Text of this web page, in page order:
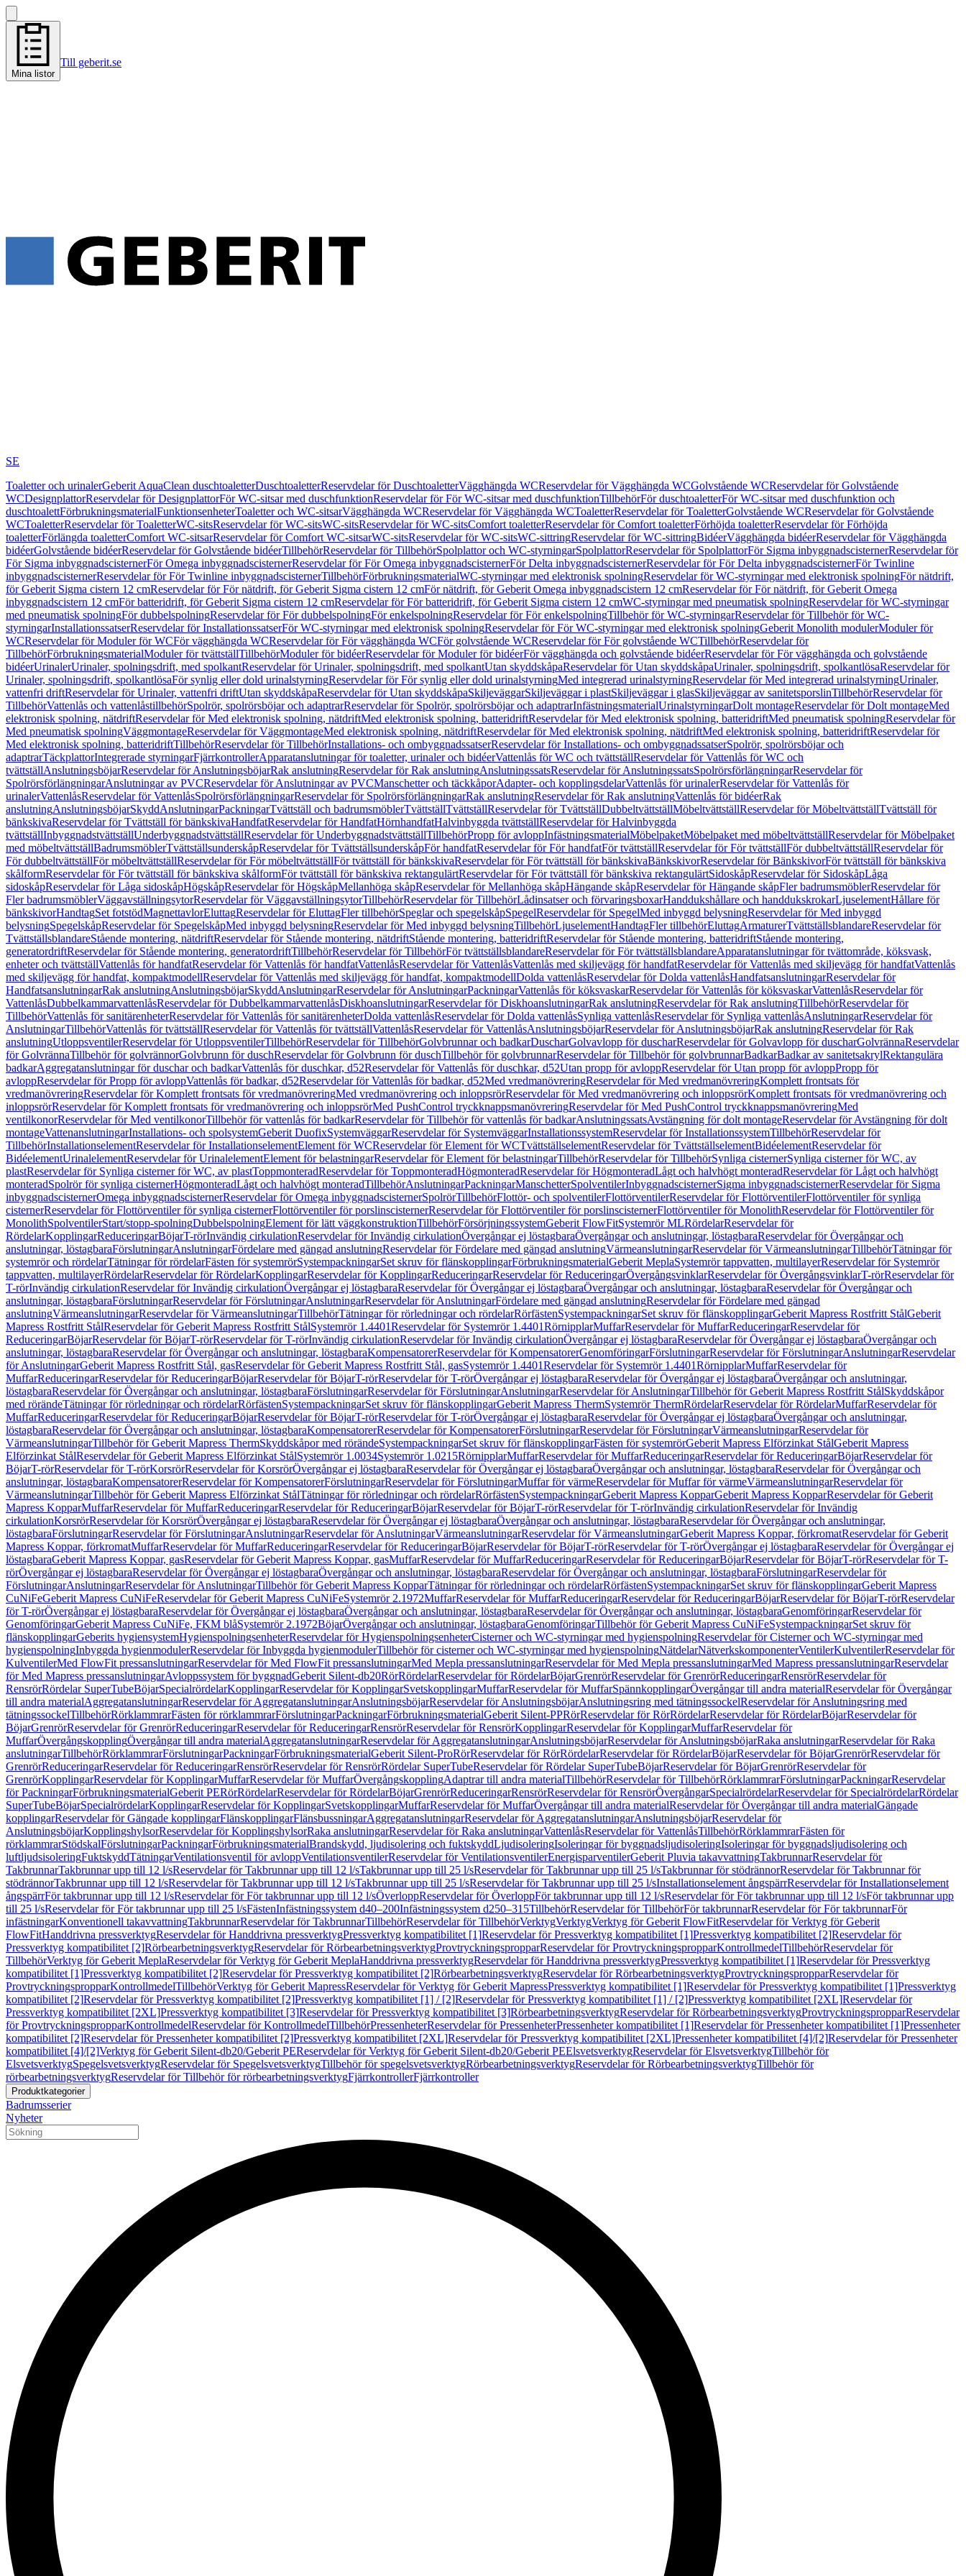
Mina listor
Till geberit.se
SE
Toaletter och urinalerGeberit AquaClean duschtoaletterDuschtoaletterReservdelar för DuschtoaletterVägghängda WCReservdelar för Vägghängda WCGolvstående WCReservdelar för Golvstående
WCDesignplattorReservdelar för DesignplattorFör WC-sitsar med duschfunktionReservdelar för För WC-sitsar med duschfunktionTillbehörFör duschtoaletterFör WC-sitsar med duschfunktion och
duschtoalettFörbrukningsmaterialFunktionsenheterToaletter och WC-sitsarVägghängda WCReservdelar för Vägghängda WCToaletterReservdelar för ToaletterGolvstående WCReservdelar för Golvstående
WCToaletterReservdelar för ToaletterWC-sitsReservdelar för WC-sitsWC-sitsReservdelar för WC-sitsComfort toaletterReservdelar för Comfort toaletterFörhöjda toaletterReservdelar för Förhöjda
toaletterFörlängda toaletterComfort WC-sitsarReservdelar för Comfort WC-sitsarWC-sitsReservdelar för WC-sitsWC-sittringReservdelar för WC-sittringBidéerVägghängda bidéerReservdelar för Vägghängda
bidéerGolvstående bidéerReservdelar för Golvstående bidéerTillbehörReservdelar för TillbehörSpolplattor och WC-styrningarSpolplattorReservdelar för SpolplattorFör Sigma inbyggnadscisternerReservdelar för
För Sigma inbyggnadscisternerFör Omega inbyggnadscisternerReservdelar för För Omega inbyggnadscisternerFör Delta inbyggnadscisternerReservdelar för För Delta inbyggnadscisternerFör Twinline
inbyggnadscisternerReservdelar för För Twinline inbyggnadscisternerTillbehörFörbrukningsmaterialWC-styrningar med elektronisk spolningReservdelar för WC-styrningar med elektronisk spolningFör nätdrift,
för Geberit Sigma cistern 12 cmReservdelar för För nätdrift, för Geberit Sigma cistern 12 cmFör nätdrift, för Geberit Omega inbyggnadscistern 12 cmReservdelar för För nätdrift, för Geberit Omega
inbyggnadscistern 12 cmFör batteridrift, för Geberit Sigma cistern 12 cmReservdelar för För batteridrift, för Geberit Sigma cistern 12 cmWC-styrningar med pneumatisk spolningReservdelar för WC-styrningar
med pneumatisk spolningFör dubbelspolningReservdelar för För dubbelspolningFör enkelspolningReservdelar för För enkelspolningTillbehör för WC-styrningarReservdelar för Tillbehör för WC-
styrningarInstallationssatserReservdelar för InstallationssatserFör WC-styrningar med elektronisk spolningReservdelar för För WC-styrningar med elektronisk spolningGeberit Monolith modulerModuler för
WCReservdelar för Moduler för WCFör vägghängda WCReservdelar för För vägghängda WCFör golvstående WCReservdelar för För golvstående WCTillbehörReservdelar för
TillbehörFörbrukningsmaterialModuler för tvättställTillbehörModuler för bidéerReservdelar för Moduler för bidéerFör vägghängda och golvstående bidéerReservdelar för För vägghängda och golvstående
bidéerUrinalerUrinaler, spolningsdrift, med spolkantReservdelar för Urinaler, spolningsdrift, med spolkantUtan skyddskåpaReservdelar för Utan skyddskåpaUrinaler, spolningsdrift, spolkantlösaReservdelar för
Urinaler, spolningsdrift, spolkantlösaFör synlig eller dold urinalstyrningReservdelar för För synlig eller dold urinalstyrningMed integrerad urinalstyrningReservdelar för Med integrerad urinalstyrningUrinaler,
vattenfri driftReservdelar för Urinaler, vattenfri driftUtan skyddskåpaReservdelar för Utan skyddskåpaSkiljeväggarSkiljeväggar i plastSkiljeväggar i glasSkiljeväggar av sanitetsporslinTillbehörReservdelar för
TillbehörVattenlås och vattenlåstillbehörSpolrör, spolrörsböjar och adaptrarReservdelar för Spolrör, spolrörsböjar och adaptrarInfästningsmaterialUrinalstyrningarDolt montageReservdelar för Dolt montageMed
elektronisk spolning, nätdriftReservdelar för Med elektronisk spolning, nätdriftMed elektronisk spolning, batteridriftReservdelar för Med elektronisk spolning, batteridriftMed pneumatisk spolningReservdelar för
Med pneumatisk spolningVäggmontageReservdelar för VäggmontageMed elektronisk spolning, nätdriftReservdelar för Med elektronisk spolning, nätdriftMed elektronisk spolning, batteridriftReservdelar för
Med elektronisk spolning, batteridriftTillbehörReservdelar för TillbehörInstallations- och ombyggnadssatserReservdelar för Installations- och ombyggnadssatserSpolrör, spolrörsböjar och
adaptrarTäckplattorIntegrerade styrningarFjärrkontrollerApparatanslutningar för toaletter, urinaler och bidéerVattenlås för WC och tvättställReservdelar för Vattenlås för WC och
tvättställAnslutningsböjarReservdelar för AnslutningsböjarRak anslutningReservdelar för Rak anslutningAnslutningssatsReservdelar för AnslutningssatsSpolrörsförlängningarReservdelar för
SpolrörsförlängningarAnslutningar av PVCReservdelar för Anslutningar av PVCManschetter och täckkåporAdapter- och kopplingsdelarVattenlås för urinalerReservdelar för Vattenlås för
urinalerVattenlåsReservdelar för VattenlåsSpolrörsförlängningarReservdelar för SpolrörsförlängningarRak anslutningReservdelar för Rak anslutningVattenlås för bidéerRak
anslutningAnslutningsböjarSkyddAnslutningarPackningarTvättställ och badrumsmöblerTvättställTvättställReservdelar för TvättställDubbeltvättställMöbeltvättställReservdelar för MöbeltvättställTvättställ för
bänkskivaReservdelar för Tvättställ för bänkskivaHandfatReservdelar för HandfatHörnhandfatHalvinbyggda tvättställReservdelar för Halvinbyggda
tvättställInbyggnadstvättställUnderbyggnadstvättställReservdelar för UnderbyggnadstvättställTillbehörPropp för avloppInfästningsmaterialMöbelpaketMöbelpaket med möbeltvättställReservdelar för Möbelpaket
med möbeltvättställBadrumsmöblerTvättställsunderskåpReservdelar för TvättställsunderskåpFör handfatReservdelar för För handfatFör tvättställReservdelar för För tvättställFör dubbeltvättställReservdelar för
För dubbeltvättställFör möbeltvättställReservdelar för För möbeltvättställFör tvättställ för bänkskivaReservdelar för För tvättställ för bänkskivaBänkskivorReservdelar för BänkskivorFör tvättställ för bänkskiva
skålformReservdelar för För tvättställ för bänkskiva skålformFör tvättställ för bänkskiva rektangulärtReservdelar för För tvättställ för bänkskiva rektangulärtSidoskåpReservdelar för SidoskåpLåga
sidoskåpReservdelar för Låga sidoskåpHögskåpReservdelar för HögskåpMellanhöga skåpReservdelar för Mellanhöga skåpHängande skåpReservdelar för Hängande skåpFler badrumsmöblerReservdelar för
Fler badrumsmöblerVäggavställningsytorReservdelar för VäggavställningsytorTillbehörReservdelar för TillbehörLådinsatser och förvaringsboxarHanddukshållare och handdukskrokarLjuselementHållare för
bänkskivorHandtagSet fotstödMagnettavlorEluttagReservdelar för EluttagFler tillbehörSpeglar och spegelskåpSpegelReservdelar för SpegelMed inbyggd belysningReservdelar för Med inbyggd
belysningSpegelskåpReservdelar för SpegelskåpMed inbyggd belysningReservdelar för Med inbyggd belysningTillbehörLjuselementHandtagFler tillbehörEluttagArmaturerTvättställsblandareReservdelar för
TvättställsblandareStående montering, nätdriftReservdelar för Stående montering, nätdriftStående montering, batteridriftReservdelar för Stående montering, batteridriftStående montering,
generatordriftReservdelar för Stående montering, generatordriftTillbehörReservdelar för TillbehörFör tvättställsblandareReservdelar för För tvättställsblandareApparatanslutningar för tvättområde, köksvask,
enheter och tvättställVattenlås för handfatReservdelar för Vattenlås för handfatVattenlåsReservdelar för VattenlåsVattenlås med skiljevägg för handfatReservdelar för Vattenlås med skiljevägg för handfatVattenlås
med skiljevägg för handfat, kompaktmodellReservdelar för Vattenlås med skiljevägg för handfat, kompaktmodellDolda vattenlåsReservdelar för Dolda vattenlåsHandfatsanslutningarReservdelar för
HandfatsanslutningarRak anslutningAnslutningsböjarSkyddAnslutningarReservdelar för AnslutningarPackningarVattenlås för köksvaskarReservdelar för Vattenlås för köksvaskarVattenlåsReservdelar för
VattenlåsDubbelkammarvattenlåsReservdelar för DubbelkammarvattenlåsDiskhoanslutningarReservdelar för DiskhoanslutningarRak anslutningReservdelar för Rak anslutningTillbehörReservdelar för
TillbehörVattenlås för sanitärenheterReservdelar för Vattenlås för sanitärenheterDolda vattenlåsReservdelar för Dolda vattenlåsSynliga vattenlåsReservdelar för Synliga vattenlåsAnslutningarReservdelar för
AnslutningarTillbehörVattenlås för tvättställReservdelar för Vattenlås för tvättställVattenlåsReservdelar för VattenlåsAnslutningsböjarReservdelar för AnslutningsböjarRak anslutningReservdelar för Rak
anslutningUtloppsventilerReservdelar för UtloppsventilerTillbehörReservdelar för TillbehörGolvbrunnar och badkarDuscharGolvavlopp för duscharReservdelar för Golvavlopp för duscharGolvrännaReservdelar
för GolvrännaTillbehör för golvrännorGolvbrunn för duschReservdelar för Golvbrunn för duschTillbehör för golvbrunnarReservdelar för Tillbehör för golvbrunnarBadkarBadkar av sanitetsakrylRektangulära
badkarAggregatanslutningar för duschar och badkarVattenlås för duschkar, d52Reservdelar för Vattenlås för duschkar, d52Utan propp för avloppReservdelar för Utan propp för avloppPropp för
avloppReservdelar för Propp för avloppVattenlås för badkar, d52Reservdelar för Vattenlås för badkar, d52Med vredmanövreringReservdelar för Med vredmanövreringKomplett frontsats för
vredmanövreringReservdelar för Komplett frontsats för vredmanövreringMed vredmanövrering och inloppsrörReservdelar för Med vredmanövrering och inloppsrörKomplett frontsats för vredmanövrering och
inloppsrörReservdelar för Komplett frontsats för vredmanövrering och inloppsrörMed PushControl tryckknappsmanövreringReservdelar för Med PushControl tryckknappsmanövreringMed
ventilkonorReservdelar för Med ventilkonorTillbehör för vattenlås för badkarReservdelar för Tillbehör för vattenlås för badkarAnslutningssatsAvstängning för dolt montageReservdelar för Avstängning för dolt
montageVattenanslutningarInstallations- och spolsystemGeberit DuofixSystemväggarReservdelar för SystemväggarInstallationssystemReservdelar för InstallationssystemTillbehörReservdelar för
TillbehörInstallationselementReservdelar för InstallationselementElement för WCReservdelar för Element för WCTvättställselementReservdelar för TvättställselementBidéelementReservdelar för
BidéelementUrinalelementReservdelar för UrinalelementElement för belastningarReservdelar för Element för belastningarTillbehörReservdelar för TillbehörSynliga cisternerSynliga cisterner för WC, av
plastReservdelar för Synliga cisterner för WC, av plastToppmonteradReservdelar för ToppmonteradHögmonteradReservdelar för HögmonteradLågt och halvhögt monteradReservdelar för Lågt och halvhögt
monteradSpolrör för synliga cisternerHögmonteradLågt och halvhögt monteradTillbehörAnslutningarPackningarManschetterSpolventilerInbyggnadscisternerSigma inbyggnadscisternerReservdelar för Sigma
inbyggnadscisternerOmega inbyggnadscisternerReservdelar för Omega inbyggnadscisternerSpolrörTillbehörFlottör- och spolventilerFlottörventilerReservdelar för FlottörventilerFlottörventiler för synliga
cisternerReservdelar för Flottörventiler för synliga cisternerFlottörventiler för porslinscisternerReservdelar för Flottörventiler för porslinscisternerFlottörventiler för MonolithReservdelar för Flottörventiler för
MonolithSpolventilerStart/stopp-spolningDubbelspolningElement för lätt väggkonstruktionTillbehörFörsörjningssystemGeberit FlowFitSystemrör MLRördelarReservdelar för
RördelarKopplingarReduceringarBöjarT-rörInvändig cirkulationReservdelar för Invändig cirkulationÖvergångar ej löstagbaraÖvergångar och anslutningar, löstagbaraReservdelar för Övergångar och
anslutningar, löstagbaraFörslutningarAnslutningarFördelare med gängad anslutningReservdelar för Fördelare med gängad anslutningVärmeanslutningarReservdelar för VärmeanslutningarTillbehörTätningar för
systemrör och rördelarTätningar för rördelarFästen för systemrörSystempackningarSet skruv för flänskopplingarFörbrukningsmaterialGeberit MeplaSystemrör tappvatten, multilayerReservdelar för Systemrör
tappvatten, multilayerRördelarReservdelar för RördelarKopplingarReservdelar för KopplingarReduceringarReservdelar för ReduceringarÖvergångsvinklarReservdelar för ÖvergångsvinklarT-rörReservdelar för
T-rörInvändig cirkulationReservdelar för Invändig cirkulationÖvergångar ej löstagbaraReservdelar för Övergångar ej löstagbaraÖvergångar och anslutningar, löstagbaraReservdelar för Övergångar och
anslutningar, löstagbaraFörslutningarReservdelar för FörslutningarAnslutningarReservdelar för AnslutningarFördelare med gängad anslutningReservdelar för Fördelare med gängad
anslutningVärmeanslutningarReservdelar för VärmeanslutningarTillbehörTätningar för rörledningar och rördelarRörfästenSystempackningarSet skruv för flänskopplingarGeberit Mapress Rostfritt StålGeberit
Mapress Rostfritt StålReservdelar för Geberit Mapress Rostfritt StålSystemrör 1.4401Reservdelar för Systemrör 1.4401RörnipplarMuffarReservdelar för MuffarReduceringarReservdelar för
ReduceringarBöjarReservdelar för BöjarT-rörReservdelar för T-rörInvändig cirkulationReservdelar för Invändig cirkulationÖvergångar ej löstagbaraReservdelar för Övergångar ej löstagbaraÖvergångar och
anslutningar, löstagbaraReservdelar för Övergångar och anslutningar, löstagbaraKompensatorerReservdelar för KompensatorerGenomföringarFörslutningarReservdelar för FörslutningarAnslutningarReservdelar
för AnslutningarGeberit Mapress Rostfritt Stål, gasReservdelar för Geberit Mapress Rostfritt Stål, gasSystemrör 1.4401Reservdelar för Systemrör 1.4401RörnipplarMuffarReservdelar för
MuffarReduceringarReservdelar för ReduceringarBöjarReservdelar för BöjarT-rörReservdelar för T-rörÖvergångar ej löstagbaraReservdelar för Övergångar ej löstagbaraÖvergångar och anslutningar,
löstagbaraReservdelar för Övergångar och anslutningar, löstagbaraFörslutningarReservdelar för FörslutningarAnslutningarReservdelar för AnslutningarTillbehör för Geberit Mapress Rostfritt StålSkyddskåpor
med rörändeTätningar för rörledningar och rördelarRörfästenSystempackningarSet skruv för flänskopplingarGeberit Mapress ThermSystemrör ThermRördelarReservdelar för RördelarMuffarReservdelar för
MuffarReduceringarReservdelar för ReduceringarBöjarReservdelar för BöjarT-rörReservdelar för T-rörÖvergångar ej löstagbaraReservdelar för Övergångar ej löstagbaraÖvergångar och anslutningar,
löstagbaraReservdelar för Övergångar och anslutningar, löstagbaraKompensatorerReservdelar för KompensatorerFörslutningarReservdelar för FörslutningarVärmeanslutningarReservdelar för
VärmeanslutningarTillbehör för Geberit Mapress ThermSkyddskåpor med rörändeSystempackningarSet skruv för flänskopplingarFästen för systemrörGeberit Mapress Elförzinkat StålGeberit Mapress
Elförzinkat StålReservdelar för Geberit Mapress Elförzinkat StålSystemrör 1.0034Systemrör 1.0215RörnipplarMuffarReservdelar för MuffarReduceringarReservdelar för ReduceringarBöjarReservdelar för
BöjarT-rörReservdelar för T-rörKorsrörReservdelar för KorsrörÖvergångar ej löstagbaraReservdelar för Övergångar ej löstagbaraÖvergångar och anslutningar, löstagbaraReservdelar för Övergångar och
anslutningar, löstagbaraKompensatorerReservdelar för KompensatorerFörslutningarReservdelar för FörslutningarMuffar för värmeReservdelar för Muffar för värmeVärmeanslutningarReservdelar för
VärmeanslutningarTillbehör för Geberit Mapress Elförzinkat StålTätningar för rörledningar och rördelarRörfästenSystempackningarGeberit Mapress KopparGeberit Mapress KopparReservdelar för Geberit
Mapress KopparMuffarReservdelar för MuffarReduceringarReservdelar för ReduceringarBöjarReservdelar för BöjarT-rörReservdelar för T-rörInvändig cirkulationReservdelar för Invändig
cirkulationKorsrörReservdelar för KorsrörÖvergångar ej löstagbaraReservdelar för Övergångar ej löstagbaraÖvergångar och anslutningar, löstagbaraReservdelar för Övergångar och anslutningar,
löstagbaraFörslutningarReservdelar för FörslutningarAnslutningarReservdelar för AnslutningarVärmeanslutningarReservdelar för VärmeanslutningarGeberit Mapress Koppar, förkromatReservdelar för Geberit
Mapress Koppar, förkromatMuffarReservdelar för MuffarReduceringarReservdelar för ReduceringarBöjarReservdelar för BöjarT-rörReservdelar för T-rörÖvergångar ej löstagbaraReservdelar för Övergångar ej
löstagbaraGeberit Mapress Koppar, gasReservdelar för Geberit Mapress Koppar, gasMuffarReservdelar för MuffarReduceringarReservdelar för ReduceringarBöjarReservdelar för BöjarT-rörReservdelar för T-
rörÖvergångar ej löstagbaraReservdelar för Övergångar ej löstagbaraÖvergångar och anslutningar, löstagbaraReservdelar för Övergångar och anslutningar, löstagbaraFörslutningarReservdelar för
FörslutningarAnslutningarReservdelar för AnslutningarTillbehör för Geberit Mapress KopparTätningar för rörledningar och rördelarRörfästenSystempackningarSet skruv för flänskopplingarGeberit Mapress
CuNiFeGeberit Mapress CuNiFeReservdelar för Geberit Mapress CuNiFeSystemrör 2.1972MuffarReservdelar för MuffarReduceringarReservdelar för ReduceringarBöjarReservdelar för BöjarT-rörReservdelar
för T-rörÖvergångar ej löstagbaraReservdelar för Övergångar ej löstagbaraÖvergångar och anslutningar, löstagbaraReservdelar för Övergångar och anslutningar, löstagbaraGenomföringarReservdelar för
GenomföringarGeberit Mapress CuNiFe, FKM blåSystemrör 2.1972BöjarÖvergångar och anslutningar, löstagbaraGenomföringarTillbehör för Geberit Mapress CuNiFeSystempackningarSet skruv för
flänskopplingarGeberits hygiensystemHygienspolningsenheterReservdelar för HygienspolningsenheterCisterner och WC-styrningar med hygienspolningReservdelar för Cisterner och WC-styrningar med
hygienspolningInbyggda hygienmodulerReservdelar för Inbyggda hygienmodulerTillbehör för cisterner och WC-styrningar med hygienspolningNätdelarNätverkskomponenterVentilerKulventilerReservdelar för
KulventilerMed FlowFit pressanslutningarReservdelar för Med FlowFit pressanslutningarMed Mepla pressanslutningarReservdelar för Med Mepla pressanslutningarMed Mapress pressanslutningarReservdelar
för Med Mapress pressanslutningarAvloppssystem för byggnadGeberit Silent-db20RörRördelarReservdelar för RördelarBöjarGrenrörReservdelar för GrenrörReduceringarRensrörReservdelar för
RensrörRördelar SuperTubeBöjarSpecialrördelarKopplingarReservdelar för KopplingarSvetskopplingarMuffarReservdelar för MuffarSpännkopplingarÖvergångar till andra materialReservdelar för Övergångar
till andra materialAggregatanslutningarReservdelar för AggregatanslutningarAnslutningsböjarReservdelar för AnslutningsböjarAnslutningsring med tätningssockelReservdelar för Anslutningsring med
tätningssockelTillbehörRörklammrarFästen för rörklammrarFörslutningarPackningarFörbrukningsmaterialGeberit Silent-PPRörReservdelar för RörRördelarReservdelar för RördelarBöjarReservdelar för
BöjarGrenrörReservdelar för GrenrörReduceringarReservdelar för ReduceringarRensrörReservdelar för RensrörKopplingarReservdelar för KopplingarMuffarReservdelar för
MuffarÖvergångskopplingÖvergångar till andra materialAggregatanslutningarReservdelar för AggregatanslutningarAnslutningsböjarReservdelar för AnslutningsböjarRaka anslutningarReservdelar för Raka
anslutningarTillbehörRörklammrarFörslutningarPackningarFörbrukningsmaterialGeberit Silent-ProRörReservdelar för RörRördelarReservdelar för RördelarBöjarReservdelar för BöjarGrenrörReservdelar för
GrenrörReduceringarReservdelar för ReduceringarRensrörReservdelar för RensrörRördelar SuperTubeReservdelar för Rördelar SuperTubeBöjarReservdelar för BöjarGrenrörReservdelar för
GrenrörKopplingarReservdelar för KopplingarMuffarReservdelar för MuffarÖvergångskopplingAdaptrar till andra materialTillbehörReservdelar för TillbehörRörklammrarFörslutningarPackningarReservdelar
för PackningarFörbrukningsmaterialGeberit PERörRördelarReservdelar för RördelarBöjarGrenrörReduceringarRensrörReservdelar för RensrörÖvergångarSpecialrördelarReservdelar för SpecialrördelarRördelar
SuperTubeBöjarSpecialrördelarKopplingarReservdelar för KopplingarSvetskopplingarMuffarReservdelar för MuffarÖvergångar till andra materialReservdelar för Övergångar till andra materialGängade
kopplingarReservdelar för Gängade kopplingarFlänskopplingarFlänsbussningarAggregatanslutningarReservdelar för AggregatanslutningarAnslutningsböjarReservdelar för
AnslutningsböjarKopplingshylsorReservdelar för KopplingshylsorRaka anslutningarReservdelar för Raka anslutningarVattenlåsReservdelar för VattenlåsTillbehörRörklammrarFästen för
rörklammrarStödskalFörslutningarPackningarFörbrukningsmaterialBrandskydd, ljudisolering och fuktskyddLjudisoleringIsoleringar för byggnadsljudisoleringIsoleringar för byggnadsljudisolering och
luftljudsisoleringFuktskyddTätningarVentilationsventil för avloppVentilationsventilerReservdelar för VentilationsventilerEnergisparventilerGeberit Pluvia takavvattningTakbrunnarReservdelar för
TakbrunnarTakbrunnar upp till 12 l/sReservdelar för Takbrunnar upp till 12 l/sTakbrunnar upp till 25 l/sReservdelar för Takbrunnar upp till 25 l/sTakbrunnar för stödrännorReservdelar för Takbrunnar för
stödrännorTakbrunnar upp till 12 l/sReservdelar för Takbrunnar upp till 12 l/sTakbrunnar upp till 25 l/sReservdelar för Takbrunnar upp till 25 l/sInstallationselement ångspärrReservdelar för Installationselement
ångspärrFör takbrunnar upp till 12 l/sReservdelar för För takbrunnar upp till 12 l/sÖverloppReservdelar för ÖverloppFör takbrunnar upp till 12 l/sReservdelar för För takbrunnar upp till 12 l/sFör takbrunnar upp
till 25 l/sReservdelar för För takbrunnar upp till 25 l/sFästenInfästningssystem d40–200Infästningssystem d250–315TillbehörReservdelar för TillbehörFör takbrunnarReservdelar för För takbrunnarFör
infästningarKonventionell takavvattningTakbrunnarReservdelar för TakbrunnarTillbehörReservdelar för TillbehörVerktygVerktygVerktyg för Geberit FlowFitReservdelar för Verktyg för Geberit
FlowFitHanddrivna pressverktygReservdelar för Handdrivna pressverktygPressverktyg kompatibilitet [1]Reservdelar för Pressverktyg kompatibilitet [1]Pressverktyg kompatibilitet [2]Reservdelar för
Pressverktyg kompatibilitet [2]RörbearbetningsverktygReservdelar för RörbearbetningsverktygProvtryckningspropparReservdelar för ProvtryckningspropparKontrollmedelTillbehörReservdelar för
TillbehörVerktyg för Geberit MeplaReservdelar för Verktyg för Geberit MeplaHanddrivna pressverktygReservdelar för Handdrivna pressverktygPressverktyg kompatibilitet [1]Reservdelar för Pressverktyg
kompatibilitet [1]Pressverktyg kompatibilitet [2]Reservdelar för Pressverktyg kompatibilitet [2]RörbearbetningsverktygReservdelar för RörbearbetningsverktygProvtryckningspropparReservdelar för
ProvtryckningspropparKontrollmedelTillbehörVerktyg för Geberit MapressReservdelar för Verktyg för Geberit MapressPressverktyg kompatibilitet [1]Reservdelar för Pressverktyg kompatibilitet [1]Pressverktyg
kompatibilitet [2]Reservdelar för Pressverktyg kompatibilitet [2]Pressverktyg kompatibilitet [1] / [2]Reservdelar för Pressverktyg kompatibilitet [1] / [2]Pressverktyg kompatibilitet [2XL]Reservdelar för
Pressverktyg kompatibilitet [2XL]Pressverktyg kompatibilitet [3]Reservdelar för Pressverktyg kompatibilitet [3]RörbearbetningsverktygReservdelar för RörbearbetningsverktygProvtryckningspropparReservdelar
för ProvtryckningspropparKontrollmedelReservdelar för KontrollmedelTillbehörPressenheterReservdelar för PressenheterPressenheter kompatibilitet [1]Reservdelar för Pressenheter kompatibilitet [1]Pressenheter
kompatibilitet [2]Reservdelar för Pressenheter kompatibilitet [2]Pressverktyg kompatibilitet [2XL]Reservdelar för Pressverktyg kompatibilitet [2XL]Pressenheter kompatibilitet [4]/[2]Reservdelar för Pressenheter
kompatibilitet [4]/[2]Verktyg för Geberit Silent-db20/Geberit PEReservdelar för Verktyg för Geberit Silent-db20/Geberit PEElsvetsverktygReservdelar för ElsvetsverktygTillbehör för
ElsvetsverktygSpegelsvetsverktygReservdelar för SpegelsvetsverktygTillbehör för spegelsvetsverktygRörbearbetningsverktygReservdelar för RörbearbetningsverktygTillbehör för
rörbearbetningsverktygReservdelar för Tillbehör för rörbearbetningsverktygFjärrkontrollerFjärrkontroller
Produktkategorier
Badrumsserier
Nyheter